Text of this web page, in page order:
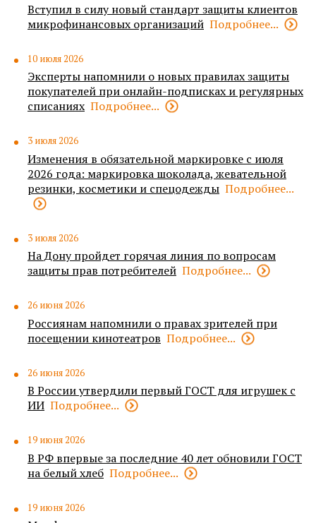
Вступил в силу новый стандарт защиты клиентов
микрофинансовых организаций Подробнее...
10 июля 2026
Эксперты напомнили о новых правилах защиты
покупателей при онлайн-подписках и регулярных
списаниях Подробнее...
3 июля 2026
Изменения в обязательной маркировке с июля
2026 года: маркировка шоколада, жевательной
резинки, косметики и спецодежды Подробнее...
3 июля 2026
На Дону пройдет горячая линия по вопросам
защиты прав потребителей Подробнее...
26 июня 2026
Россиянам напомнили о правах зрителей при
посещении кинотеатров Подробнее...
26 июня 2026
В России утвердили первый ГОСТ для игрушек с
ИИ Подробнее...
19 июня 2026
В РФ впервые за последние 40 лет обновили ГОСТ
на белый хлеб Подробнее...
19 июня 2026